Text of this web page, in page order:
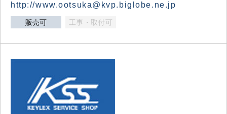
http://www.ootsuka@kvp.biglobe.ne.jp
販売可 工事・取付可